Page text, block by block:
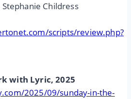
Childress
scripts/review.php?
with Lyric, 2025
2025/09/sunday-in-the-